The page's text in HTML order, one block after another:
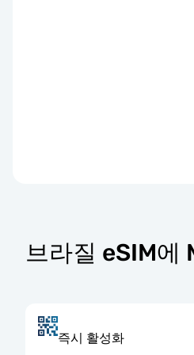
브라질 eSIM
즉시 활성화